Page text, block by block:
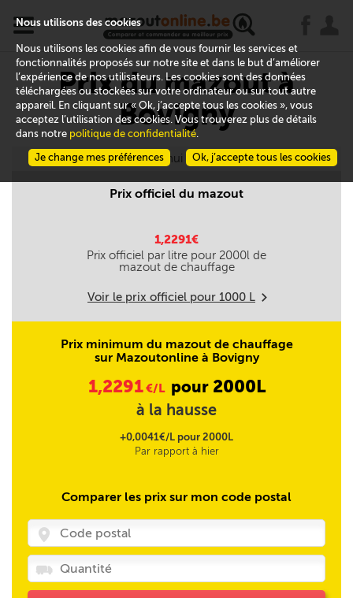
x
Prix du mazout à
Bovigny
Aujourd'hui le 08/08
Prix officiel du mazout
1,2291€
Prix officiel par litre pour 2000l de
mazout de chauffage
Voir le prix officiel pour 1000 L m
Prix minimum du mazout de chauffage
sur Mazoutonline à Bovigny
1,2291€/L pour 2000L
à la hausse
+0,0041€/L pour 2000L
Par rapport à hier
Comparer les prix sur mon code postal
Nous utilisons des cookies
Nous utilisons les cookies afin de vous fournir les services et
fonctionnalités proposés sur notre site et dans le but d’améliorer
l’expérience de nos utilisateurs. Les cookies sont des données
téléchargées ou stockées sur votre ordinateur ou sur tout autre
appareil. En cliquant sur « Ok, j’accepte tous les cookies », vous
acceptez l’utilisation des cookies. Vous trouverez plus de détails
dans notre politique de confidentialité.
Ok, j’accepte tous les cookies
Je change mes préférences